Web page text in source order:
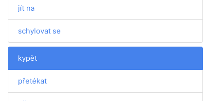
jít na
schylovat se
kypět
přetékat